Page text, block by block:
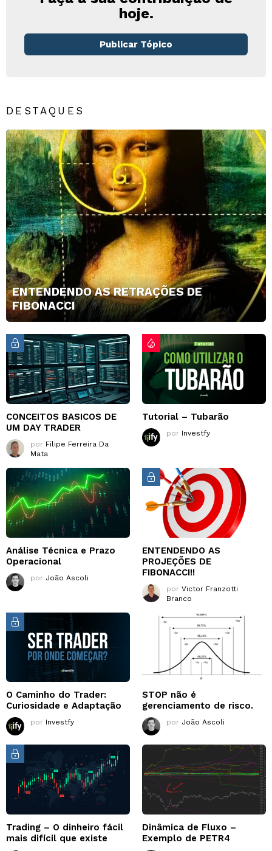
hoje.
Publicar Tópico
DESTAQUES
ENTENDENDO AS RETRAÇÕES DE
FIBONACCI
CONCEITOS BASICOS DE
UM DAY TRADER
por Filipe Ferreira Da
Mata
Tutorial – Tubarão
por Investfy
Análise Técnica e Prazo
Operacional
por João Ascoli
ENTENDENDO AS
PROJEÇÕES DE
FIBONACCI!!
por Victor Franzotti
Branco
O Caminho do Trader:
Curiosidade e Adaptação
por Investfy
STOP não é
gerenciamento de risco.
por João Ascoli
Trading – O dinheiro fácil
mais difícil que existe
Dinâmica de Fluxo –
Exemplo de PETR4